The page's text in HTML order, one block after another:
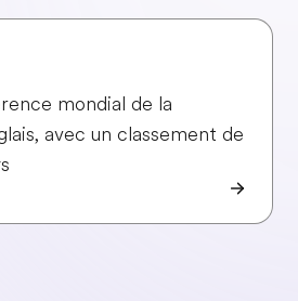
mondial de la
avec un classement de